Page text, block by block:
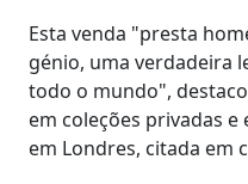
Esta venda "presta
génio, uma verdadeira
todo o mundo",
em coleções privadas
em Londres, citada em